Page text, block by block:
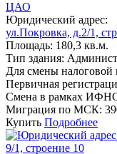
ЦАО
Юридический адрес:
ул.Покровка, д.2/1,
Площадь: 180,3 кв.м.
Тип здания:
Для смены налоговой
Первичная
Смена в рамках
Миграция по МСК:
Купить Подробнее